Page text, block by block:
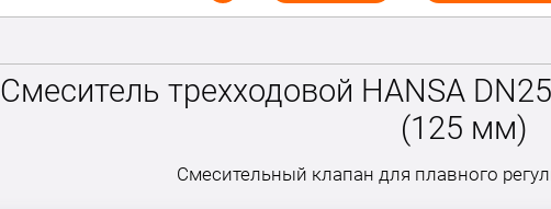
Смеситель трехходовой HANSA
(125 мм)
Смесительный клапан для плавного